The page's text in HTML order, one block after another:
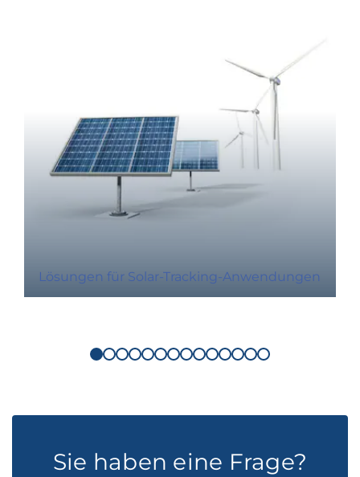
Lösungen für Solar-Tracking-Anwendungen
Sie haben eine Frage?